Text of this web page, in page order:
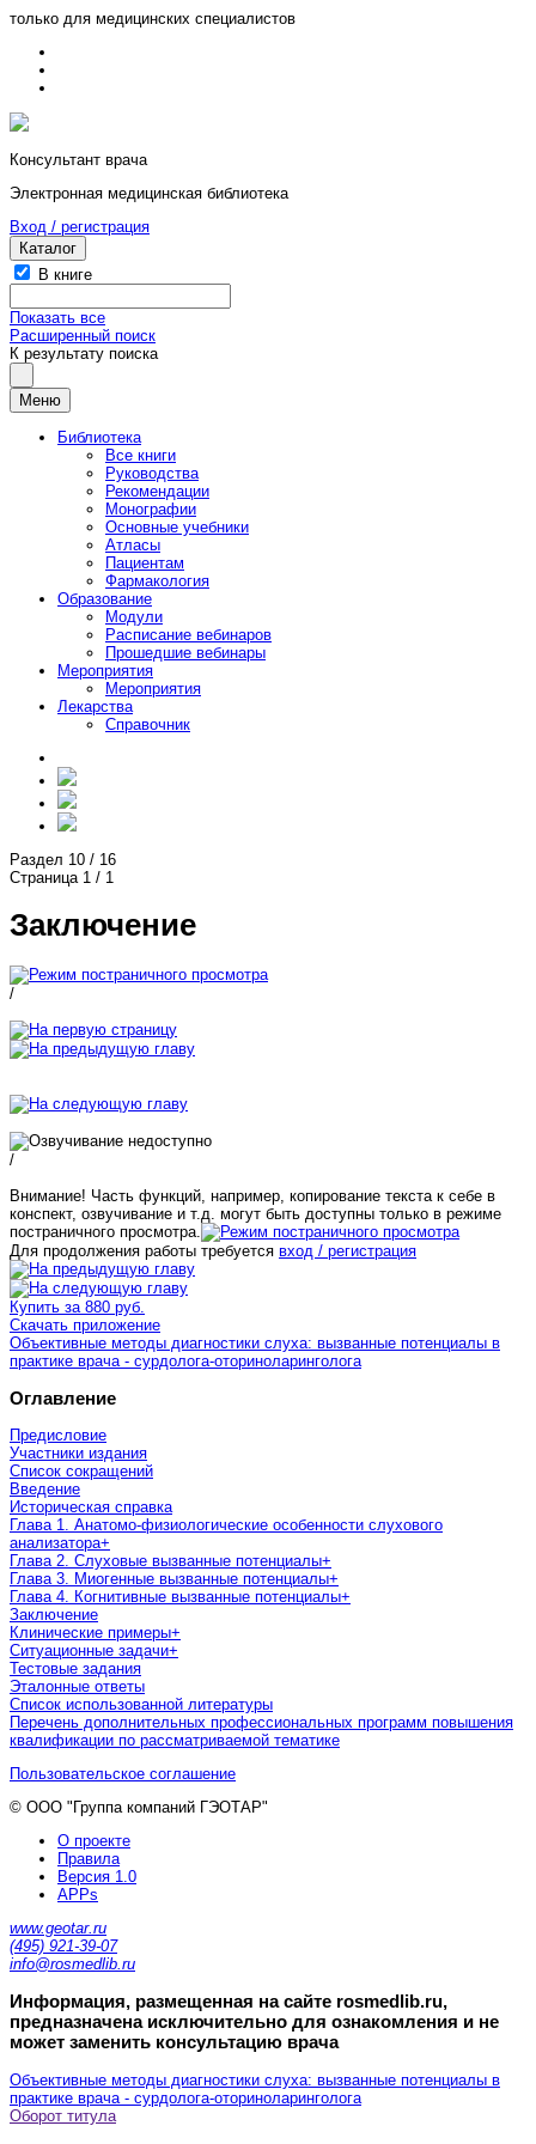
только для медицинских специалистов
Консультант врача
Электронная медицинская библиотека
Вход / регистрация
Каталог
В книге
Показать все
Расширенный поиск
К результату поиска
Меню
Библиотека
Все книги
Руководства
Рекомендации
Монографии
Основные учебники
Атласы
Пациентам
Фармакология
Образование
Модули
Расписание вебинаров
Прошедшие вебинары
Мероприятия
Мероприятия
Лекарства
Справочник
Раздел 10 / 16
Страница 1 / 1
Заключение
/
/
Внимание! Часть функций, например, копирование текста к себе в
конспект, озвучивание и т.д. могут быть доступны только в режиме
постраничного просмотра.
Для продолжения работы требуется вход / регистрация
Купить за 880 руб.
Скачать приложение
Объективные методы диагностики слуха: вызванные потенциалы в
практике врача - сурдолога-оториноларинголога
Оглавление
Предисловие
Участники издания
Список сокращений
Введение
Историческая справка
Глава 1. Анатомо-физиологические особенности слухового
анализатора+
Глава 2. Слуховые вызванные потенциалы+
Глава 3. Миогенные вызванные потенциалы+
Глава 4. Когнитивные вызванные потенциалы+
Заключение
Клинические примеры+
Ситуационные задачи+
Тестовые задания
Эталонные ответы
Список использованной литературы
Перечень дополнительных профессиональных программ повышения
квалификации по рассматриваемой тематике
Пользовательское соглашение
© ООО "Группа компаний ГЭОТАР"
О проекте
Правила
Версия 1.0
APPs
www.geotar.ru
(495) 921-39-07
info@rosmedlib.ru
Информация, размещенная на сайте rosmedlib.ru,
предназначена исключительно для ознакомления и не
может заменить консультацию врача
Объективные методы диагностики слуха: вызванные потенциалы в
практике врача - сурдолога-оториноларинголога
Оборот титула